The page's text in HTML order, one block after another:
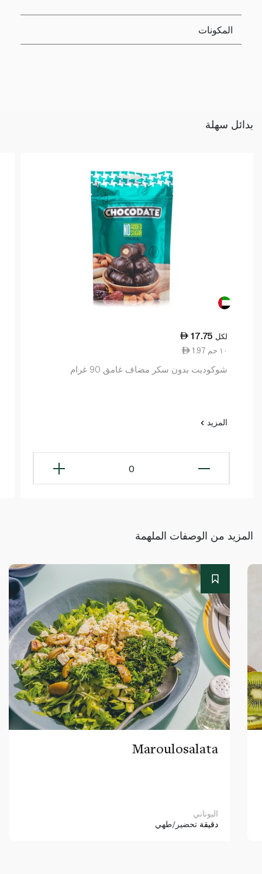
المكونات
بدائل سهلة
17.75 لكل
1.97 ١٠ جم
شوكوديت بدون سكر مضاف غامق 90 غرام
المزيد
0
المزيد من الوصفات الملهمة
Maroulosalata
اليوناني
دقيقة تحضير/طهي